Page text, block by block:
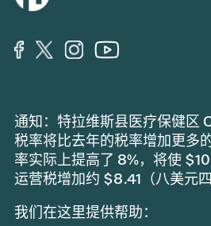
通知：特拉维斯县医疗保健区
税率将比去年的税率增加更多
率实际上提高了 8%，将使
运营税增加约 $8.41（八美元
我们在这里提供帮助：